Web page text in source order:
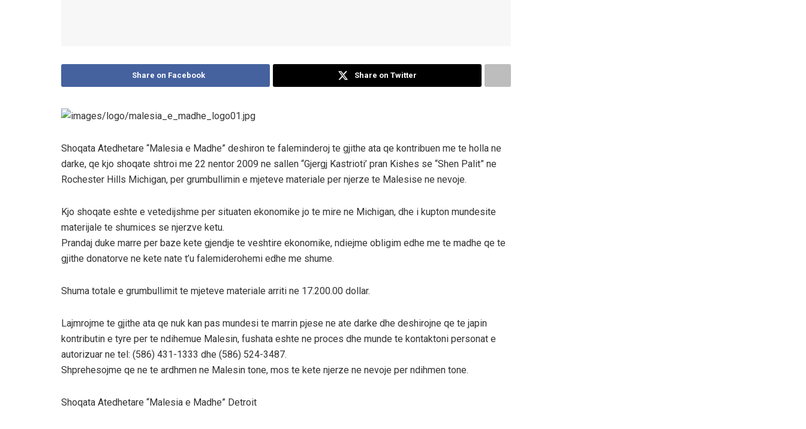
Share on Facebook Share on Twitter
Shoqata Atedhetare “Malesia e Madhe” deshiron te faleminderoj te gjithe ata qe kontribuen me te holla ne
darke, qe kjo shoqate shtroi me 22 nentor 2009 ne sallen “Gjergj Kastrioti’ pran Kishes se “Shen Palit” ne
Rochester Hills Michigan, per grumbullimin e mjeteve materiale per njerze te Malesise ne nevoje.
Kjo shoqate eshte e vetedijshme per situaten ekonomike jo te mire ne Michigan, dhe i kupton mundesite
materijale te shumices se njerzve ketu.
Prandaj duke marre per baze kete gjendje te veshtire ekonomike, ndiejme obligim edhe me te madhe qe te
gjithe donatorve ne kete nate t’u falemiderohemi edhe me shume.
Shuma totale e grumbullimit te mjeteve materiale arriti ne 17.200.00 dollar.
Lajmrojme te gjithe ata qe nuk kan pas mundesi te marrin pjese ne ate darke dhe deshirojne qe te japin
kontributin e tyre per te ndihemue Malesin, fushata eshte ne proces dhe munde te kontaktoni personat e
autorizuar ne tel: (586) 431-1333 dhe (586) 524-3487.
Shprehesojme qe ne te ardhmen ne Malesin tone, mos te kete njerze ne nevoje per ndihmen tone.
Shoqata Atedhetare “Malesia e Madhe” Detroit